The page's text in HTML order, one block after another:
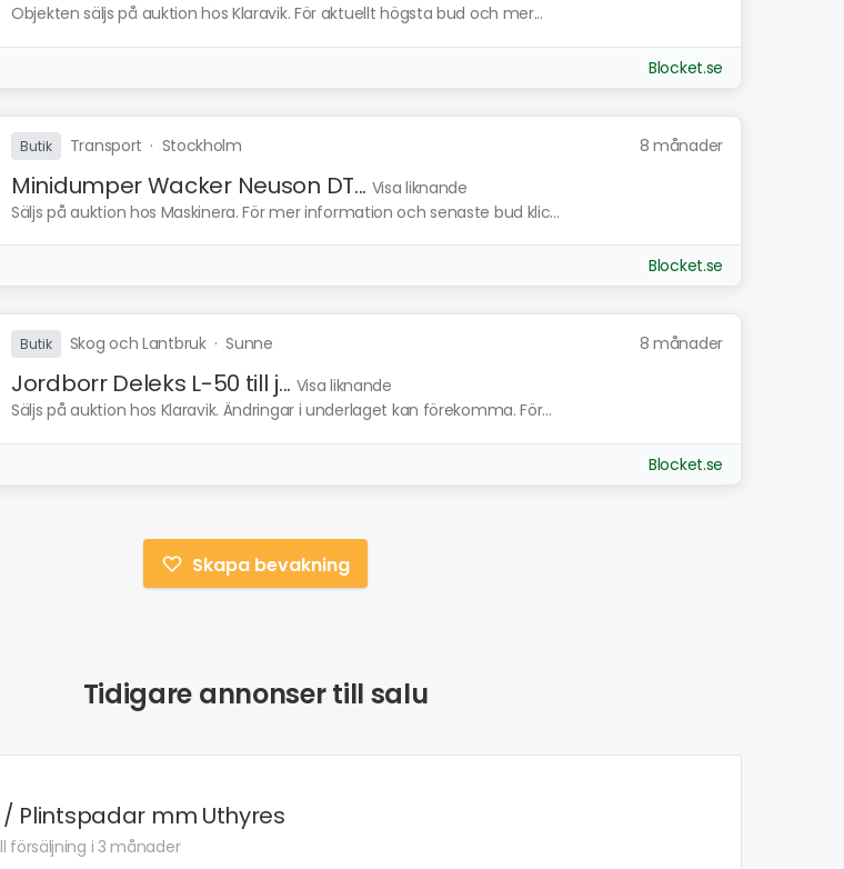
Objekten säljs på auktion hos Klaravik. För aktuellt högsta bud och mer...
Blocket.se
Butik Transport · Stockholm 8 månader
Minidumper Wacker Neuson DT... Visa liknande
Säljs på auktion hos Maskinera. För mer information och senaste bud klic...
Blocket.se
Butik Skog och Lantbruk·Sunne 8 månader
Jordborr Deleks L-50 till j... Visa liknande
Säljs på auktion hos Klaravik. Ändringar i underlaget kan förekomma. För...
Blocket.se
Skapa bevakning
Tidigare annonser till salu
Plintspadar mm Uthyres
försäljning i 3 månader